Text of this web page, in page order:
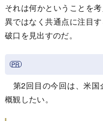
それは何かということを
異ではなく共通点に注目
破口を見出すのだ。
第2回目の今回は、米国
概観したい。